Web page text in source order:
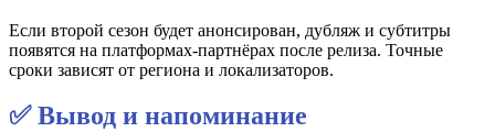
Если второй сезон будет анонсирован, дубляж и субтитры
появятся на платформах-партнёрах после релиза. Точные
сроки зависят от региона и локализаторов.
✅ Вывод и напоминание